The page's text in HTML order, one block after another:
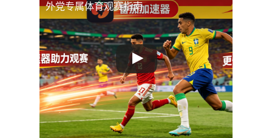
外党专属体育观赛指南